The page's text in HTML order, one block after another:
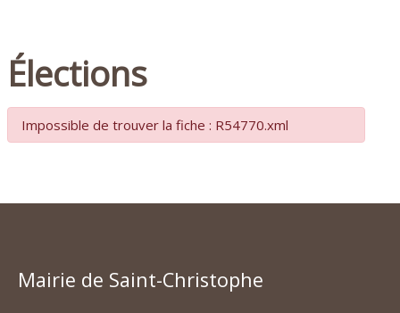
Élections
Impossible de trouver la fiche : R54770.xml
Mairie de Saint-Christophe